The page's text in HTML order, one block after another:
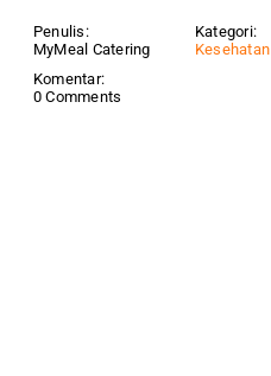
Company Profile
Penulis:
MyMeal Catering
Kategori:
Kesehatan
Komentar:
0 Comments